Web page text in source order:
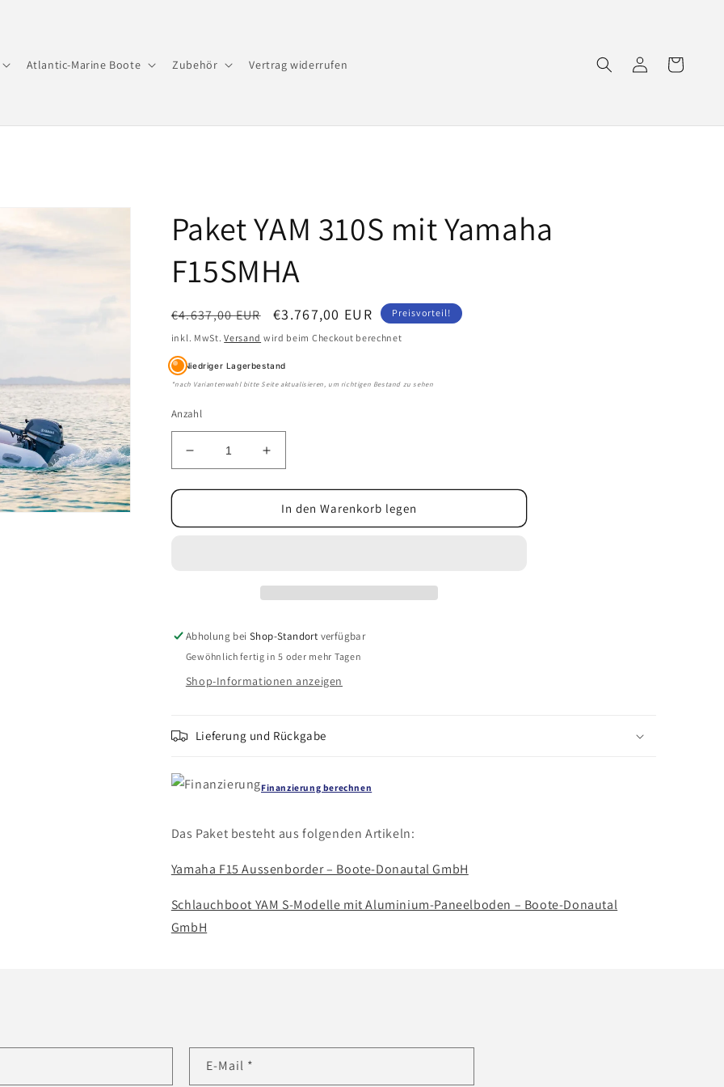
Atlantic-Marine Boote Zubehör Vertrag widerrufen EinloggenWarenkorb
Paket YAM 310S mit Yamaha
F15SMHA
Normaler
Preis
€4.637,00 EUR Verkaufspreis
€3.767,00 EUR Preisvorteil!
inkl. MwSt.Versand wird beim Checkout berechnet
Niedriger Lagerbestand
*nach Variantenwahl bitte Seite aktualisieren, um richtigen Bestand zu sehen
Anzahl
Verringere
die
Menge
Paket
Erhöhe
die
Menge
für
Paket
In den Warenkorb legen
Abholung bei Shop-Standort verfügbar
Gewöhnlich fertig in 5 oder mehr Tagen
Shop-Informationen anzeigen
Lieferung und Rückgabe
Finanzierung berechnen
Das Paket besteht aus folgenden Artikeln:
Yamaha F15 Aussenborder – Boote-Donautal GmbH
Schlauchboot YAM S-Modelle mit Aluminium-Paneelboden – Boote-Donautal
GmbH
E-Mail *